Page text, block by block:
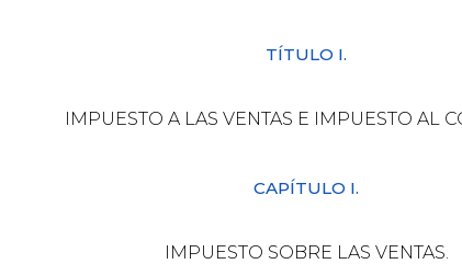
TÍTULO I.
IMPUESTO A LAS VENTAS E IMPUESTO AL
CAPÍTULO I.
IMPUESTO SOBRE LAS VENTAS.